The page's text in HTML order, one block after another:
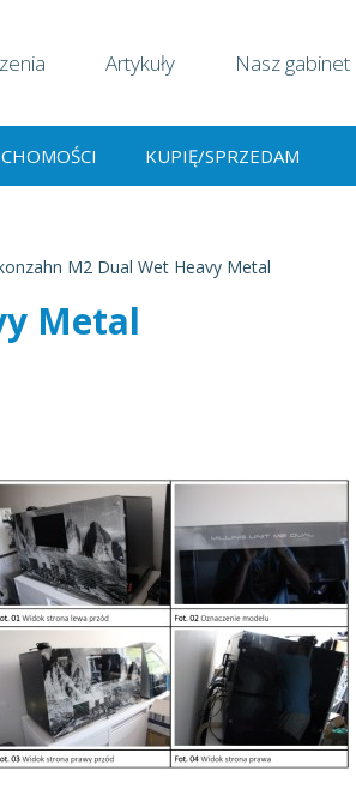
Artykuły Nasz gabinet
KUPIĘ/SPRZEDAM
M2 Dual Wet Heavy Metal
Metal